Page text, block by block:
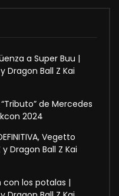
a Super Buu |
Dragon Ball Z Kai
de Mercedes
2024
Vegetto
Dragon Ball Z Kai
con los potalas |